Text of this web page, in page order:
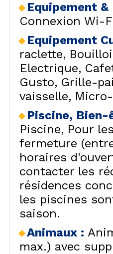
Equipement &
Connexion Wi-
Equipement
raclette
Electrique
Gusto Grille-
vaisselle
Piscine, Bien-
Piscine
Pour
fermeture
horaires
contacter les
résidences
les piscines
saison.
Animaux :
max.) avec